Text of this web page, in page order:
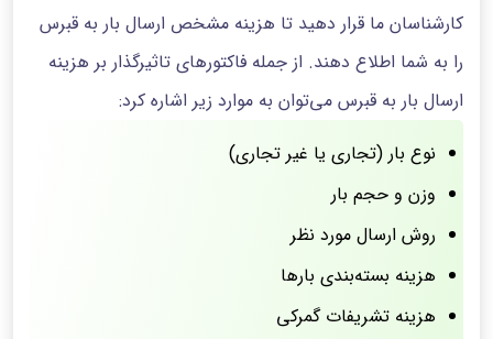
کارشناسان ما قرار دهید تا هزینه مشخص ارسال بار به قبرس
را به شما اطلاع دهند. از جمله فاکتورهای تاثیرگذار بر هزینه
ارسال بار به قبرس می‌توان به موارد زیر اشاره کرد:
نوع بار (تجاری یا غیر تجاری)
وزن و حجم بار
روش ارسال مورد نظر
هزینه بسته‌بندی بارها
هزینه تشریفات گمرکی